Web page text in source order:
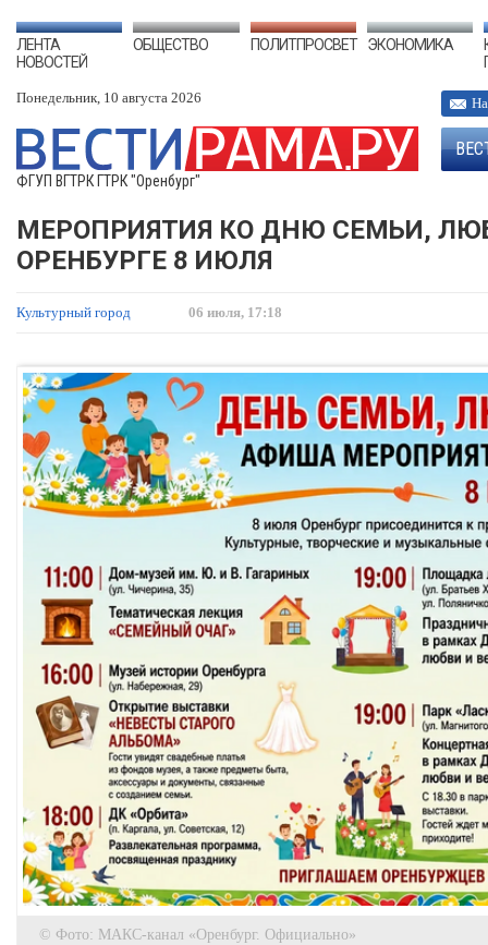
ЛЕНТА
НОВОСТЕЙ
ОБЩЕСТВО ПОЛИТПРОСВЕТ ЭКОНОМИКА
Понедельник, 10 августа 2026
ФГУП ВГТРК ГТРК "Оренбург"
МЕРОПРИЯТИЯ КО ДНЮ СЕМЬИ,
ОРЕНБУРГЕ 8 ИЮЛЯ
Культурный город 06 июля, 17:18
© Фото: МАКС-канал «Оренбург. Официально»